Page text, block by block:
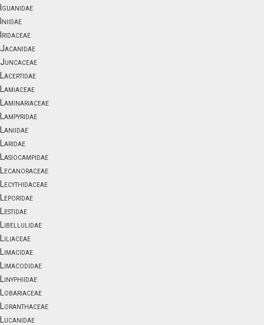
Iguanidae
Iniidae
Iridaceae
Jacanidae
Juncaceae
Lacertidae
Lamiaceae
Laminariaceae
Lampyridae
Laniidae
Laridae
Lasiocampidae
Lecanoraceae
Lecythidaceae
Leporidae
Lestidae
Libellulidae
Liliaceae
Limacidae
Limacodidae
Linyphiidae
Lobariaceae
Loranthaceae
Lucanidae